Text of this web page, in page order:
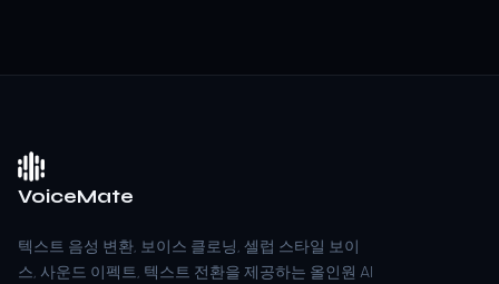
VoiceMate
텍스트 음성 변환, 보이스 클로닝, 셀럽 스타일 보이
스, 사운드 이펙트, 텍스트 전환을 제공하는 올인원 AI